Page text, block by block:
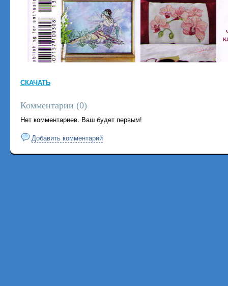
СКАЧАТЬ
Комментарии (0)
Нет комментариев. Ваш будет первым!
Добавить комментарий